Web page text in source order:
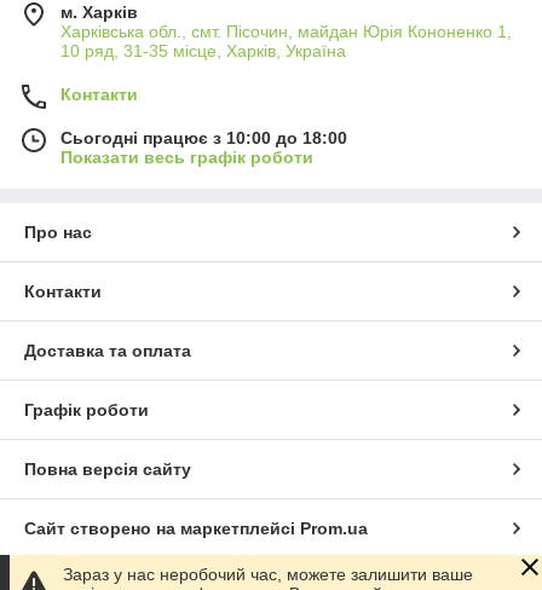
м. Харків
Харківська обл., смт. Пісочин, майдан Юрія Кононенко 1,
10 ряд, 31-35 місце, Харків, Україна
Контакти
Сьогодні працює з 10:00 до 18:00
Показати весь графік роботи
Про нас
Контакти
Доставка та оплата
Графік роботи
Повна версія сайту
Сайт створено на маркетплейсі Prom.ua
Зараз у нас неробочий час, можете залишити ваше